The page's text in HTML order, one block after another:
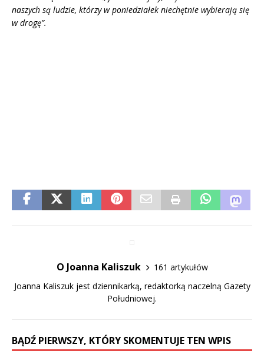
naszych są ludzie, którzy w poniedziałek niechętnie wybierają się
w drogę”.
O Joanna Kaliszuk
161 artykułów
Joanna Kaliszuk jest dziennikarką, redaktorką naczelną Gazety
Południowej.
BĄDŹ PIERWSZY, KTÓRY SKOMENTUJE TEN WPIS